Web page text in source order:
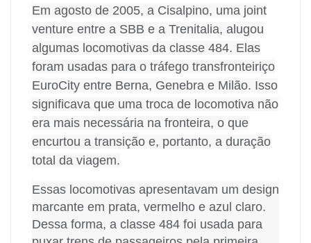
Em agosto de 2005, a Cisalpino, uma joint
venture entre a SBB e a Trenitalia, alugou
algumas locomotivas da classe 484. Elas
foram usadas para o tráfego transfronteiriço
EuroCity entre Berna, Genebra e Milão. Isso
significava que uma troca de locomotiva não
era mais necessária na fronteira, o que
encurtou a transição e, portanto, a duração
total da viagem.
Essas locomotivas apresentavam um design
marcante em prata, vermelho e azul claro.
Dessa forma, a classe 484 foi usada para